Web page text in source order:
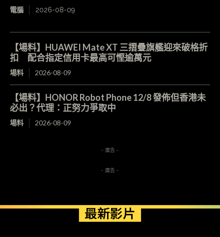
電腦 2026-08-09
【場料】HUAWEI Mate XT 三摺疊旗艦迎來破格折
扣 配合指定信用卡最高可慳逾萬元
場料 2026-08-09
【場料】HONOR Robot Phone 12/8 發佈但香港未
必出？代理：正努力爭取中
場料 2026-08-09
- 廣告 -
- 廣告 -
最新影片